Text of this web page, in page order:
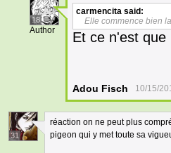
18
Author
carmencita said:
Elle commence bien
Et ce n'est que
Adou Fisch 10/15/
31
réaction on ne peut plus
pigeon qui y met toute sa